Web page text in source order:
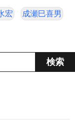
宏 成瀬巳喜男